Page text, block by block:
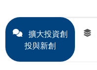
擴大投資創
投與新創